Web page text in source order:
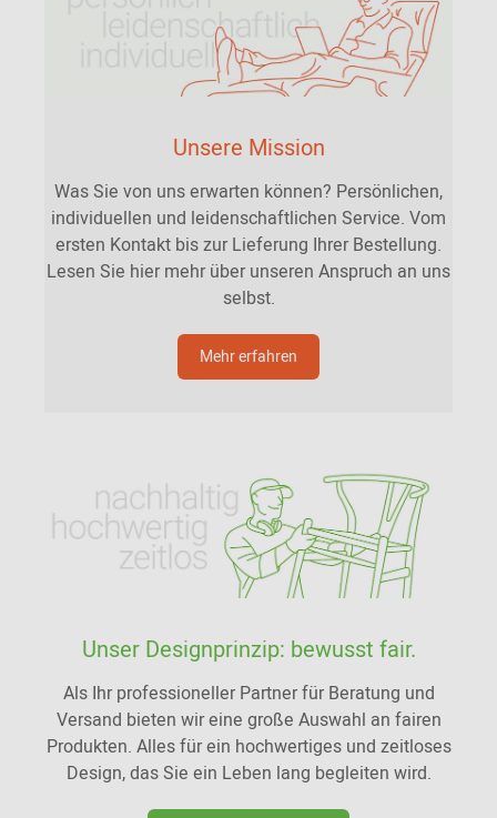
Unsere Mission
Was Sie von uns erwarten können? Persönlichen,
individuellen und leidenschaftlichen Service. Vom
ersten Kontakt bis zur Lieferung Ihrer Bestellung.
Lesen Sie hier mehr über unseren Anspruch an uns
selbst.
Mehr erfahren
Unser Designprinzip: bewusst fair.
Als Ihr professioneller Partner für Beratung und
Versand bieten wir eine große Auswahl an fairen
Produkten. Alles für ein hochwertiges und zeitloses
Design, das Sie ein Leben lang begleiten wird.